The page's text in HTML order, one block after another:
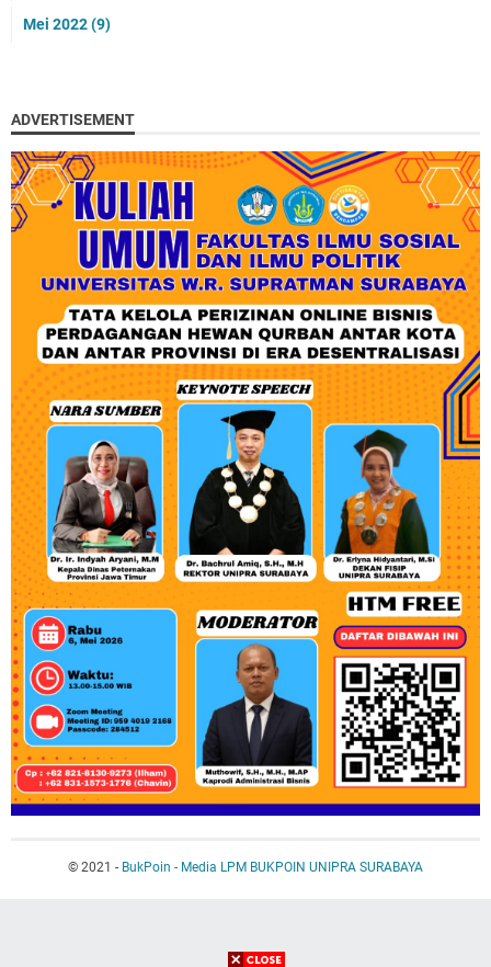
Mei 2022(9)
ADVERTISEMENT
© 2021 - BukPoin - Media LPM BUKPOIN UNIPRA SURABAYA